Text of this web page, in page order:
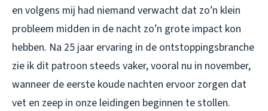
en volgens mij had niemand verwacht dat zo’n klein
probleem midden in de nacht zo’n grote impact kon
hebben. Na 25 jaar ervaring in de ontstoppingsbranche
zie ik dit patroon steeds vaker, vooral nu in november,
wanneer de eerste koude nachten ervoor zorgen dat
vet en zeep in onze leidingen beginnen te stollen.